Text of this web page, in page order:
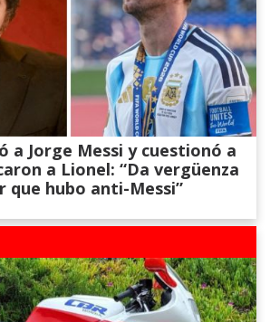
a Jorge Messi y cuestionó a
a Lionel: “Da vergüenza
que hubo anti-Messi”